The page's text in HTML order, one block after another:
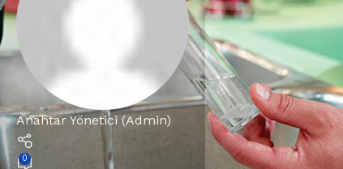
Anahtar Yönetici (Admin)
0